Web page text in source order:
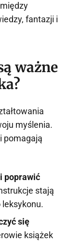
fantazji i
ważne
myślenia.
pomagają
poprawić
stają
leksykonu.
się
książek